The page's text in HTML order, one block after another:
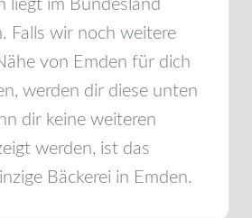
liegt im Bundesland
. Falls wir noch weitere
von Emden für dich
werden dir diese unten
dir keine weiteren
werden, ist das
Bäckerei in Emden.